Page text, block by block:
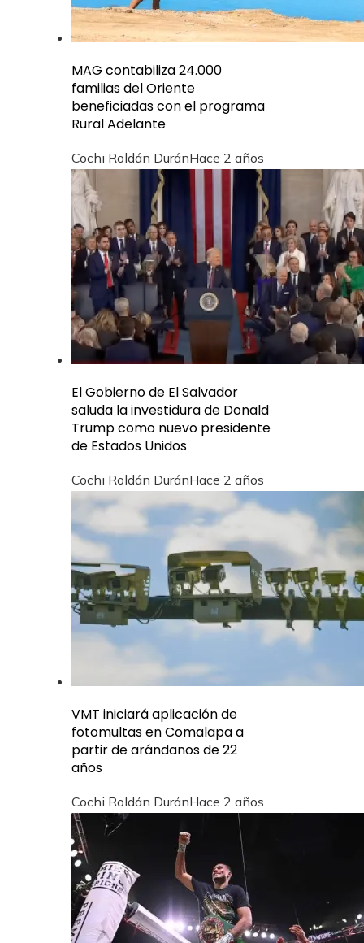
MAG contabiliza 24.000
familias del Oriente
beneficiadas con el programa
Rural Adelante
Cochi Roldán DuránHace 2 años
El Gobierno de El Salvador
saluda la investidura de Donald
Trump como nuevo presidente
de Estados Unidos
Cochi Roldán DuránHace 2 años
VMT iniciará aplicación de
fotomultas en Comalapa a
partir de arándanos de 22
años
Cochi Roldán DuránHace 2 años